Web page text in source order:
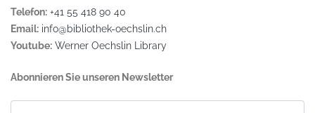
Telefon: +41 55 418 90 40
Email: info@bibliothek-oechslin.ch
Youtube: Werner Oechslin Library
Abonnieren Sie unseren Newsletter